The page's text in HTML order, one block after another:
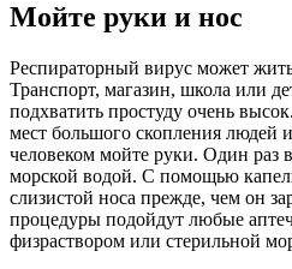
Мойте руки и нос
Респираторный вирус может
Транспорт, магазин, школа или
подхватить простуду очень
мест большого скопления людей
человеком мойте руки. Один раз
морской водой. С помощью
слизистой носа прежде, чем он
процедуры подойдут любые
физраствором или стерильной